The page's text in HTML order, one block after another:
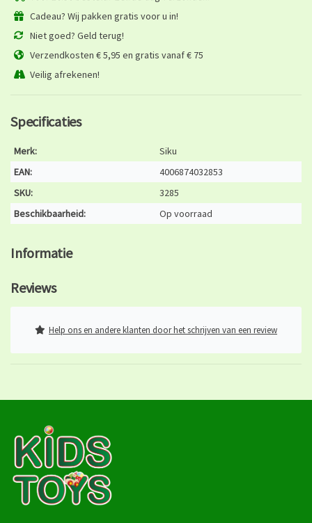
Cadeau? Wij pakken gratis voor u in!
Niet goed? Geld terug!
Verzendkosten € 5,95 en gratis vanaf € 75
Veilig afrekenen!
Specificaties
Merk:
Siku
EAN:
4006874032853
SKU:
3285
Beschikbaarheid:
Op voorraad
Informatie
Reviews
Help ons en andere klanten door het schrijven van een review